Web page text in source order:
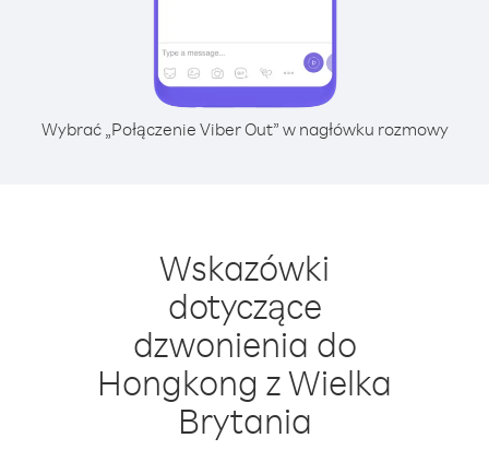
Wybrać „Połączenie Viber Out” w nagłówku rozmowy
Wskazówki
dotyczące
dzwonienia do
Hongkong z Wielka
Brytania